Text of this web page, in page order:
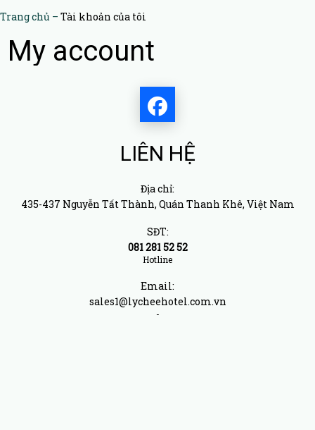
Trang chủ – Tài khoản của tôi
My account
LIÊN HỆ
Địa chỉ:
435-437 Nguyễn Tất Thành, Quán Thanh Khê, Việt Nam
SĐT:
081 281 52 52
Hotline
Email:
sales1@lycheehotel.com.vn
-